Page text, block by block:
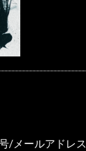
/メールアドレス